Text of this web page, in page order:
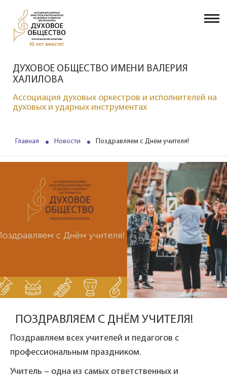
ДУХОВОЕ ОБЩЕСТВО ИМЕНИ ВАЛЕРИЯ
ХАЛИЛОВА
Ассоциация духовых оркестров и исполнителей на
духовых и ударных инструментах
Главная Новости Поздравляем с Днём учителя!
ПОЗДРАВЛЯЕМ С ДНЁМ УЧИТЕЛЯ!
Поздравляем всех учителей и педагогов с
профессиональным праздником.
Учитель – одна из самых ответственных и